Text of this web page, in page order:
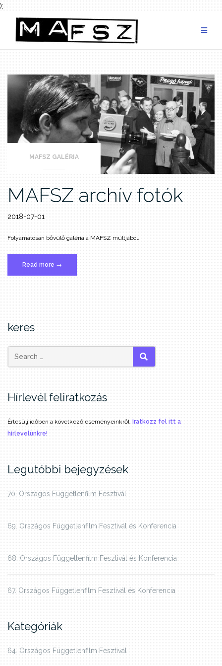
);
content
MAFSZ GALÉRIA
MAFSZ archív fotók
2018-07-01
Folyamatosan bővülő galéria a MAFSZ múltjából.
Read more „MAFSZ
archív
→
keres
SEARCH
Hírlevél feliratkozás
Értesülj időben a következő eseményeinkről. Iratkozz fel itt a
hírlevelünkre!
Legutóbbi bejegyzések
70. Országos Függetlenfilm Fesztivál
69. Országos Függetlenfilm Fesztivál és Konferencia
68. Országos Függetlenfilm Fesztivál és Konferencia
67. Országos Függetlenfilm Fesztivál és Konferencia
Kategóriák
64. Országos Függetlenfilm Fesztivál